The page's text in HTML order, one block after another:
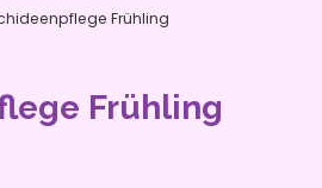
Frühling
Frühling